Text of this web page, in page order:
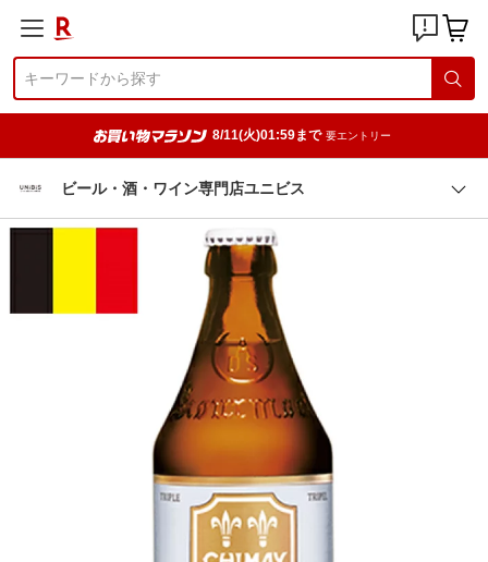
8/11(火)01:59まで 要エントリー
ビール・酒・ワイン専門店ユニビス